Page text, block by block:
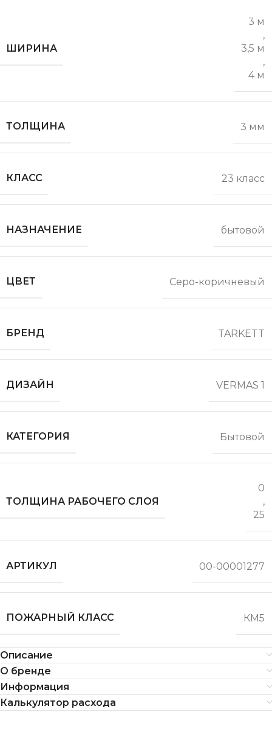
ШИРИНА
3 м
,
3,5 м
,
4 м
ТОЛЩИНА 3 мм
КЛАСС 23 класс
НАЗНАЧЕНИЕ бытовой
ЦВЕТ Серо-коричневый
БРЕНД TARKETT
ДИЗАЙН VERMAS 1
КАТЕГОРИЯ Бытовой
ТОЛЩИНА РАБОЧЕГО СЛОЯ
0
,
25
АРТИКУЛ 00-00001277
ПОЖАРНЫЙ КЛАСС КМ5
Описание
О бренде
Информация
Калькулятор расхода